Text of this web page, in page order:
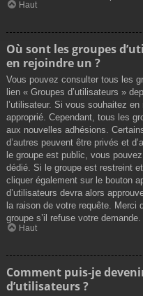
Haut
Où sont les groupes
en rejoindre un ?
Vous pouvez consulter tous les
lien « Groupes d’utilisateurs »
l’utilisateur. Si vous souhaitez
approprié. Cependant, tous les
aux nouvelles adhésions.
d’autres peuvent être privés et
le groupe est public, vous
dédié. Si le groupe est restreint
cliquer également sur le bouton
d’utilisateurs devra alors
la raison de votre requête. Merci
groupe s’il refuse votre demande.
Haut
Comment puis-je
d’utilisateurs ?